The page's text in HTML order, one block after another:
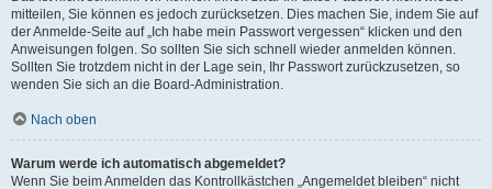
mitteilen, Sie können es jedoch zurücksetzen. Dies machen Sie, indem Sie auf
der Anmelde-Seite auf „Ich habe mein Passwort vergessen“ klicken und den
Anweisungen folgen. So sollten Sie sich schnell wieder anmelden können.
Sollten Sie trotzdem nicht in der Lage sein, Ihr Passwort zurückzusetzen, so
wenden Sie sich an die Board-Administration.
Nach oben
Warum werde ich automatisch abgemeldet?
Wenn Sie beim Anmelden das Kontrollkästchen „Angemeldet bleiben“ nicht